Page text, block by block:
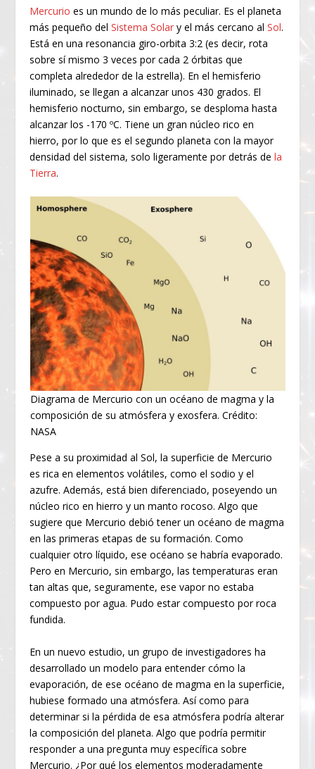
Mercurio es un mundo de lo más peculiar. Es el planeta
más pequeño delSistema Solar y el más cercano alSol.
Está en una resonancia giro-orbita 3:2 (es decir, rota
sobre sí mismo 3 veces por cada 2 órbitas que
completa alrededor de la estrella). En el hemisferio
iluminado, se llegan a alcanzar unos 430 grados. El
hemisferio nocturno, sin embargo, se desploma hasta
alcanzar los -170 ºC. Tiene un gran núcleo rico en
hierro, por lo que es el segundo planeta con la mayor
densidad del sistema, solo ligeramente por detrás dela
Tierra.
Diagrama de Mercurio con un océano de magma y la
composición de su atmósfera y exosfera. Crédito:
NASA
Pese a su proximidad al Sol, la superficie de Mercurio
es rica en elementos volátiles, como el sodio y el
azufre. Además, está bien diferenciado, poseyendo un
núcleo rico en hierro y un manto rocoso. Algo que
sugiere que Mercurio debió tener un océano de magma
en las primeras etapas de su formación. Como
cualquier otro líquido, ese océano se habría evaporado.
Pero en Mercurio, sin embargo, las temperaturas eran
tan altas que, seguramente, ese vapor no estaba
compuesto por agua. Pudo estar compuesto por roca
fundida.
En un nuevo estudio, un grupo de investigadores ha
desarrollado un modelo para entender cómo la
evaporación, de ese océano de magma en la superficie,
hubiese formado una atmósfera. Así como para
determinar si la pérdida de esa atmósfera podría alterar
la composición del planeta. Algo que podría permitir
responder a una pregunta muy específica sobre
Mercurio. ¿Por qué los elementos moderadamente